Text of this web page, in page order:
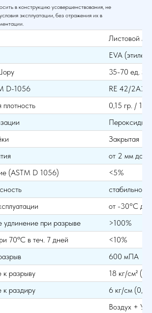
в конструкцию усовершенствования, не
эксплуатации, без отражения их в
Листовой
EVA
35-70 ед.
D-1056
RE 42/2A2
0,15 гр. / 1
Закрытая
от 2 мм до
(ASTM D 1056)
<5%
стабильно
от -30°С до
удлинение при разрыве
>100%
70ºС в теч. 7 дней
<10%
600 мПА
к разрыву
18 кг/см²
к раздиру
6 кг/см (0,6
Воздух +